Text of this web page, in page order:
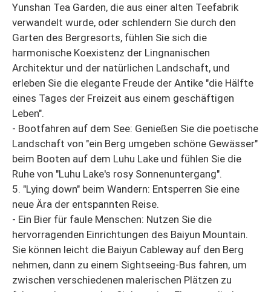
Yunshan Tea Garden, die aus einer alten Teefabrik
verwandelt wurde, oder schlendern Sie durch den
Garten des Bergresorts, fühlen Sie sich die
harmonische Koexistenz der Lingnanischen
Architektur und der natürlichen Landschaft, und
erleben Sie die elegante Freude der Antike "die Hälfte
eines Tages der Freizeit aus einem geschäftigen
Leben".
- Bootfahren auf dem See: Genießen Sie die poetische
Landschaft von "ein Berg umgeben schöne Gewässer"
beim Booten auf dem Luhu Lake und fühlen Sie die
Ruhe von "Luhu Lake's rosy Sonnenuntergang".
5. "Lying down" beim Wandern: Entsperren Sie eine
neue Ära der entspannten Reise.
- Ein Bier für faule Menschen: Nutzen Sie die
hervorragenden Einrichtungen des Baiyun Mountain.
Sie können leicht die Baiyun Cableway auf den Berg
nehmen, dann zu einem Sightseeing-Bus fahren, um
zwischen verschiedenen malerischen Plätzen zu